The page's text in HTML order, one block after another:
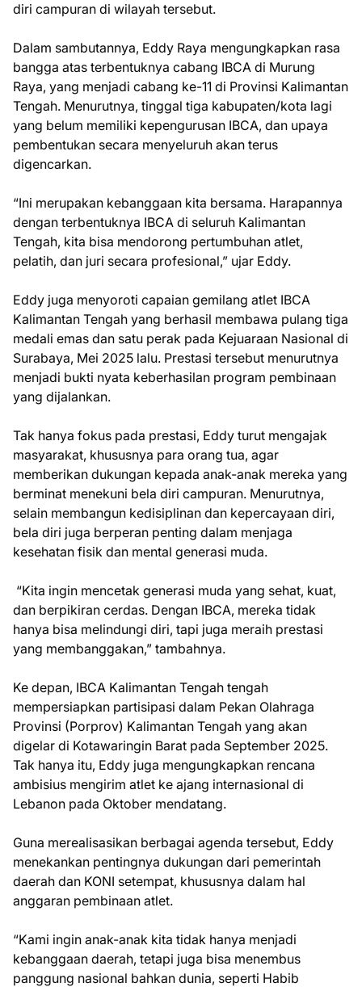
diri campuran di wilayah tersebut.
Dalam sambutannya, Eddy Raya mengungkapkan rasa
bangga atas terbentuknya cabang IBCA di Murung
Raya, yang menjadi cabang ke-11 di Provinsi Kalimantan
Tengah. Menurutnya, tinggal tiga kabupaten/kota lagi
yang belum memiliki kepengurusan IBCA, dan upaya
pembentukan secara menyeluruh akan terus
digencarkan.
“Ini merupakan kebanggaan kita bersama. Harapannya
dengan terbentuknya IBCA di seluruh Kalimantan
Tengah, kita bisa mendorong pertumbuhan atlet,
pelatih, dan juri secara profesional,” ujar Eddy.
Eddy juga menyoroti capaian gemilang atlet IBCA
Kalimantan Tengah yang berhasil membawa pulang tiga
medali emas dan satu perak pada Kejuaraan Nasional di
Surabaya, Mei 2025 lalu. Prestasi tersebut menurutnya
menjadi bukti nyata keberhasilan program pembinaan
yang dijalankan.
Tak hanya fokus pada prestasi, Eddy turut mengajak
masyarakat, khususnya para orang tua, agar
memberikan dukungan kepada anak-anak mereka yang
berminat menekuni bela diri campuran. Menurutnya,
selain membangun kedisiplinan dan kepercayaan diri,
bela diri juga berperan penting dalam menjaga
kesehatan fisik dan mental generasi muda.
“Kita ingin mencetak generasi muda yang sehat, kuat,
dan berpikiran cerdas. Dengan IBCA, mereka tidak
hanya bisa melindungi diri, tapi juga meraih prestasi
yang membanggakan,” tambahnya.
Ke depan, IBCA Kalimantan Tengah tengah
mempersiapkan partisipasi dalam Pekan Olahraga
Provinsi (Porprov) Kalimantan Tengah yang akan
digelar di Kotawaringin Barat pada September 2025.
Tak hanya itu, Eddy juga mengungkapkan rencana
ambisius mengirim atlet ke ajang internasional di
Lebanon pada Oktober mendatang.
Guna merealisasikan berbagai agenda tersebut, Eddy
menekankan pentingnya dukungan dari pemerintah
daerah dan KONI setempat, khususnya dalam hal
anggaran pembinaan atlet.
“Kami ingin anak-anak kita tidak hanya menjadi
kebanggaan daerah, tetapi juga bisa menembus
panggung nasional bahkan dunia, seperti Habib